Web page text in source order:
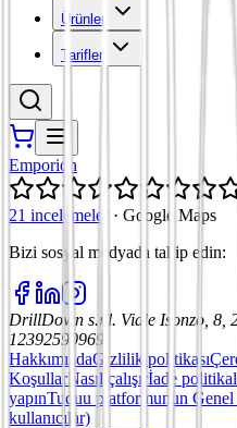
Ürünler
Tarifler
Emporion
21 incelemeler
· Google Maps
Bizi sosyal medyada takip edin:
DrillDown s.r.l. Viale Isonzo, 8,
12392590969
HakkımızdaGizlilik politikası
KoşullarNasıl çalışırİade
yapınTuduu platformunun Genel
kullanıcılar)